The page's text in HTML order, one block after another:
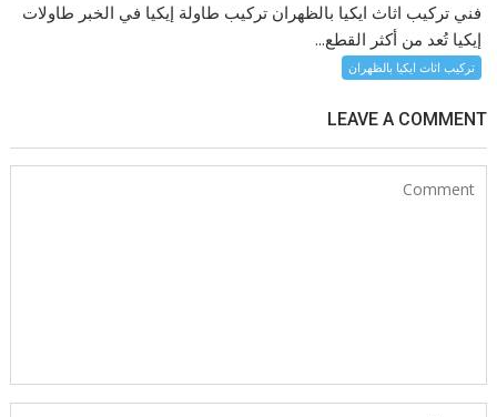
فني تركيب اثاث ايكيا بالظهران تركيب طاولة إيكيا في الخبر طاولات
إيكيا تُعد من أكثر القطع...
تركيب اثاث ايكيا بالظهران
LEAVE A COMMENT